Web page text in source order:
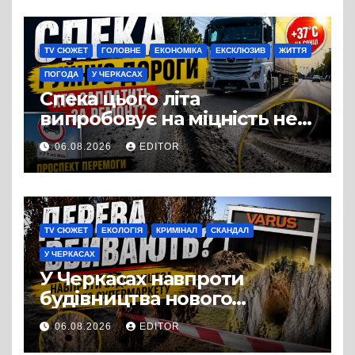
виробництвом м’яса птиці
TV СЮЖЕТ ГОЛОВНЕ ЕКОНОМІКА ЕКСКЛЮЗИВ ЖИТТЯ
ПОГОДА У ЧЕРКАСАХ
Спека цього літа
випробовує на міцність не
лише людей, а й дороги
Черкас
06.08.2026 EDITOR
TV СЮЖЕТ ЕКОЛОГІЯ КРИМІНАЛ СКАНДАЛ
У ЧЕРКАСАХ
У Черкасах навпроти
будівництва нового
супермаркету VARUS на
проспекті Перемоги всохли
06.08.2026 EDITOR